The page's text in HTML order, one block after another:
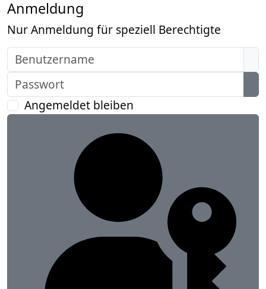
Anmeldung
Nur Anmeldung für speziell Berechtigte
Benutzername
Passwort
Angemeldet bleiben